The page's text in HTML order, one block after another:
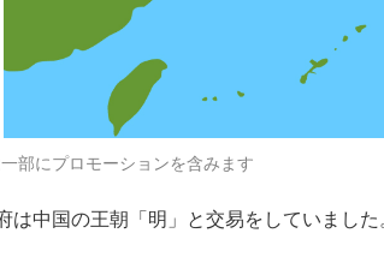
部にプロモーションを含みます
中国の王朝「明」と交易をしていました